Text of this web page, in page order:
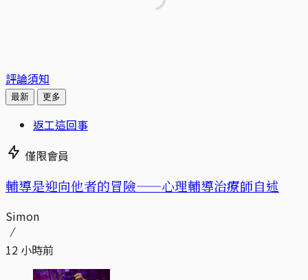
評論須知
最新 更多
返工這回事
僅限會員
輔導是迎向他者的冒險——心理輔導治療師自述
Simon
12 小時前